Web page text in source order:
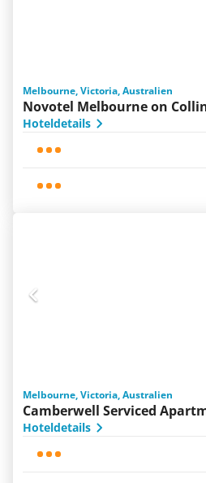
Melbourne, Victoria, Australien
Novotel Melbourne on
Hoteldetails
Melbourne, Victoria, Australien
Camberwell Serviced
Hoteldetails